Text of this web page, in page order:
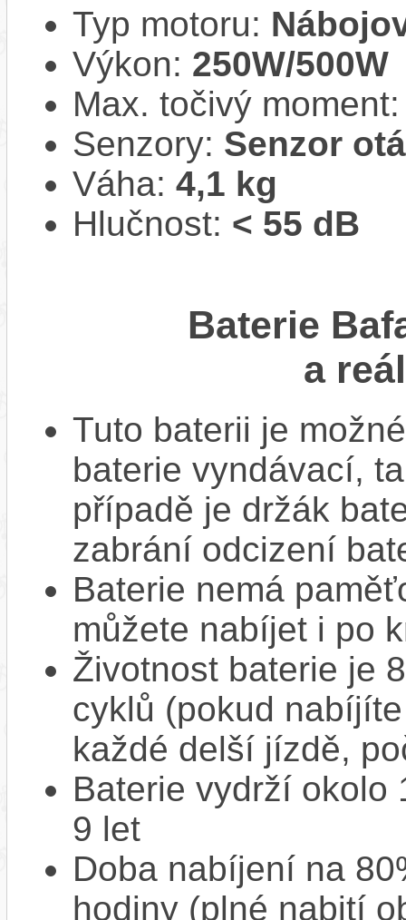
Typ motoru:
Výkon: 250W/500W
Max. točivý
Senzory: Senzor
Váha: 4,1 kg
Hlučnost: < 55 dB
Baterie
a
Tuto baterii je
baterie vyndávací,
případě je držák
zabrání odcizení
Baterie nemá
můžete nabíjet i po
Životnost baterie je
cyklů (pokud
každé delší jízdě,
Baterie vydrží okolo
9 let
Doba nabíjení na
hodiny (plné nabití